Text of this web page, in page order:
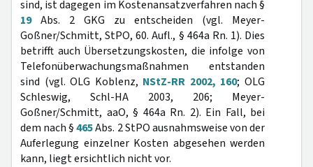
sind, ist dagegen im Kostenansatzverfahren nach §
19Abs. 2 GKG zu entscheiden (vgl. Meyer-
Goßner/Schmitt, StPO, 60. Aufl., § 464a Rn. 1). Dies
betrifft auch Übersetzungskosten, die infolge von
Telefonüberwachungsmaßnahmen entstanden
sind (vgl. OLG Koblenz, NStZ-RR 2002, 160; OLG
Schleswig, Schl-HA 2003, 206; Meyer-
Goßner/Schmitt, aaO, § 464a Rn. 2). Ein Fall, bei
dem nach §465Abs. 2 StPO ausnahmsweise von der
Auferlegung einzelner Kosten abgesehen werden
kann, liegt ersichtlich nicht vor.